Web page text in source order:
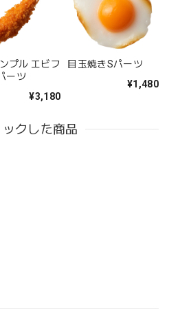
プル エビフ
ーツ
¥3,180
目玉焼きSパーツ
¥1,480
クした商品